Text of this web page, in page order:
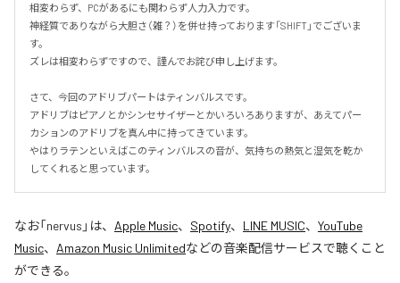
相変わらず、PCがあるにも関わらず人力入力です。
神経質でありながら大胆さ（雑？）を併せ持っております「SHIFT」でございま
す。
ズレは相変わらずですので、謹んでお詫び申し上げます。
さて、今回のアドリブパートはティンバルスです。
アドリブはピアノとかシンセサイザーとかいろいろありますが、あえてパー
カションのアドリブを真ん中に持ってきています。
やはりラテンといえばこのティンバルスの音が、気持ちの熱気と湿気を乾か
してくれると思っています。
なお「nervus 」は、 Apple Music、 Spotify、 LINE MUSIC、 YouTube
Music、 Amazon Music Unlimitedなどの音楽配信サービスで聴くこと
ができる。